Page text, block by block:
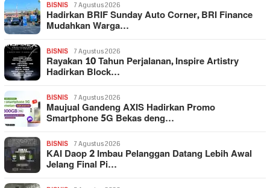
BISNIS 7 Agustus 2026
Hadirkan BRIF Sunday Auto Corner, BRI Finance
Mudahkan Warga…
BISNIS 7 Agustus 2026
Rayakan 10 Tahun Perjalanan, Inspire Artistry
Hadirkan Block…
BISNIS 7 Agustus 2026
Maujual Gandeng AXIS Hadirkan Promo
Smartphone 5G Bekas deng…
BISNIS 7 Agustus 2026
KAI Daop 2 Imbau Pelanggan Datang Lebih Awal
Jelang Final Pi…